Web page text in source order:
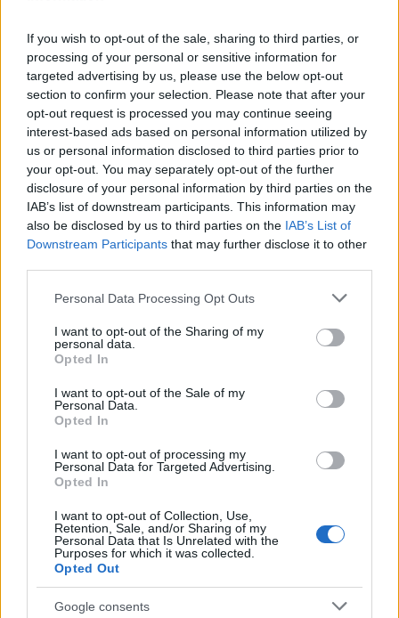
If you wish to opt-out of the sale, sharing to third parties, or
processing of your personal or sensitive information for
targeted advertising by us, please use the below opt-out
section to confirm your selection. Please note that after your
opt-out request is processed you may continue seeing
interest-based ads based on personal information utilized by
us or personal information disclosed to third parties prior to
your opt-out. You may separately opt-out of the further
disclosure of your personal information by third parties on the
IAB’s list of downstream participants. This information may
also be disclosed by us to third parties on the IAB’s List of
Downstream Participants that may further disclose it to other
Please note that this website/app uses one or more Google
not limited to your visit or usage behaviour. You may click to
grant or deny consent to Google and its third-party tags to
use your data for below specified purposes in below Google
consent section.
Personal Data Processing Opt Outs
I want to opt-out of the Sharing of my
personal data.
Opted In
I want to opt-out of the Sale of my
Personal Data.
Opted In
I want to opt-out of processing my
Personal Data for Targeted Advertising.
Opted In
I want to opt-out of Collection, Use,
Retention, Sale, and/or Sharing of my
Personal Data that Is Unrelated with the
Purposes for which it was collected.
Opted Out
Google consents
AUTORE
Redazione
Continua a leggere
NEWS